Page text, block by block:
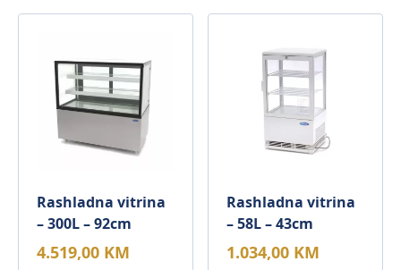
Rashladna vitrina
– 300L – 92cm
4.519,00 KM
Rashladna vitrina
– 58L – 43cm
1.034,00 KM